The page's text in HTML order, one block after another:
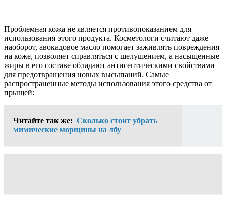
Проблемная кожа не является противопоказанием для
использования этого продукта. Косметологи считают даже
наоборот, авокадовое масло помогает заживлять повреждения
на коже, позволяет справляться с шелушением, а насыщенные
жиры в его составе обладают антисептическими свойствами
для предотвращения новых высыпаний. Самые
распространенные методы использования этого средства от
прыщей:
Читайте так же: Сколько стоит убрать
мимические морщины на лбу